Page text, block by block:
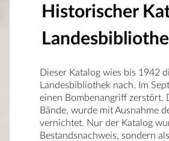
Historischer
Dieser Katalog wies bis 1942
Landesbibliothek nach. Im
einen Bombenangriff zerstört.
Bände, wurde mit Ausnahme
vernichtet. Nur der Katalog
Bestandsnachweis, sondern